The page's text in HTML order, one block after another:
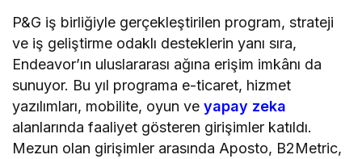
P&G iş birliğiyle gerçekleştirilen program, strateji
ve iş geliştirme odaklı desteklerin yanı sıra,
Endeavor’ın uluslararası ağına erişim imkânı da
sunuyor. Bu yıl programa e-ticaret, hizmet
yazılımları, mobilite, oyun veyapay zeka
alanlarında faaliyet gösteren girişimler katıldı.
Mezun olan girişimler arasında Aposto, B2Metric,